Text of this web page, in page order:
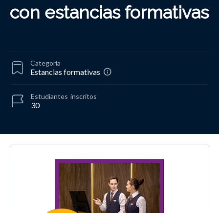
con estancias formativas
Categoría
Estancias formativas
30
Estudiantes inscritos